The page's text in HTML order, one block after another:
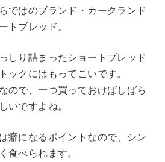
ではのブランド・カークランド
トブレッド。
しり詰まったショートブレッド
ックにはもってこいです。
ので、一つ買っておけばしばら
いですよね。
癖になるポイントなので、シン
食べられます。